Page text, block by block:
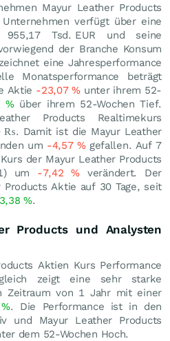
Mayur Leather Products
verfügt über eine
955,17 Tsd. EUR und seine
der Branche Konsum
eine Jahresperformance
Monatsperformance beträgt
Aktie -23,07%unter ihrem 52-
%über ihrem 52-Wochen Tief.
Products Realtimekurs
₨. Damit ist die Mayur Leather
um -4,57 %gefallen. Auf 7
der Mayur Leather Products
um -7,42% verändert. Der
Aktie auf 30 Tage, seit
%.
Products und Analysten
Aktien Kurs Performance
zeigt eine sehr starke
Zeitraum von 1 Jahr mit einer
%. Die Performance ist in den
und Mayur Leather Products
dem 52-Wochen Hoch.